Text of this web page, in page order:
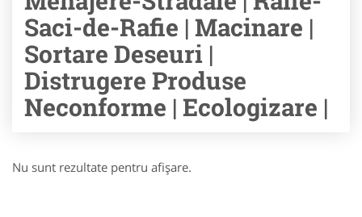
Saci-de-Rafie | Macinare |
Sortare Deseuri |
Distrugere Produse
Neconforme | Ecologizare |
Nu sunt rezultate pentru afişare.